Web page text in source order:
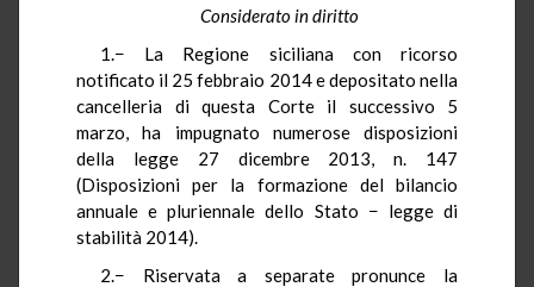
Considerato in diritto
1.− La Regione siciliana con ricorso
notificato il 25 febbraio 2014 e depositato nella
cancelleria di questa Corte il successivo 5
marzo, ha impugnato numerose disposizioni
della legge 27 dicembre 2013, n. 147
(Disposizioni per la formazione del bilancio
annuale e pluriennale dello Stato − legge di
stabilità 2014).
2.− Riservata a separate pronunce la